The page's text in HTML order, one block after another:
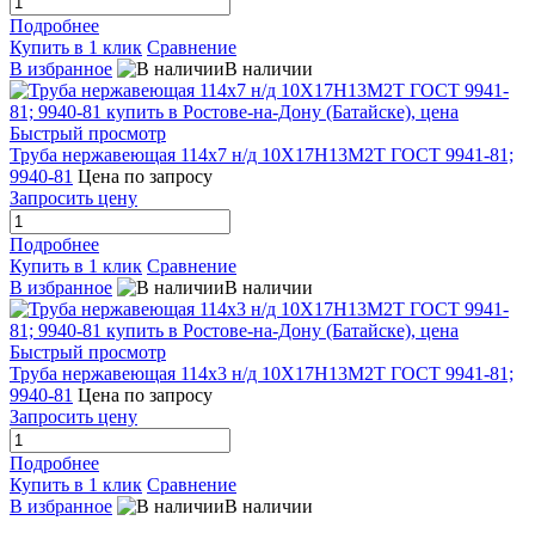
Подробнее
Купить в 1 клик Сравнение
В избранное
В наличии
Быстрый просмотр
Труба нержавеющая 114х7 н/д 10Х17Н13М2Т ГОСТ 9941-81;
9940-81 Цена по запросу
Запросить цену
Подробнее
Купить в 1 клик Сравнение
В избранное
В наличии
Быстрый просмотр
Труба нержавеющая 114х3 н/д 10Х17Н13М2Т ГОСТ 9941-81;
9940-81 Цена по запросу
Запросить цену
Подробнее
Купить в 1 клик Сравнение
В избранное
В наличии